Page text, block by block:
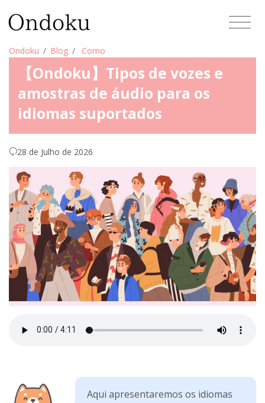
Ondoku Blog Como
【Ondoku】Tipos de vozes e
amostras de áudio para os
idiomas suportados
28 de Julho de 2026
Aqui apresentaremos os idiomas